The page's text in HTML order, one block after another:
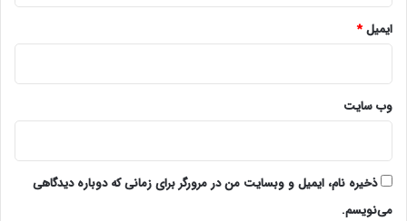
ایمیل*
وب‌ سایت
ذخیره نام، ایمیل و وبسایت من در مرورگر برای زمانی که دوباره دیدگاهی
می‌نویسم.